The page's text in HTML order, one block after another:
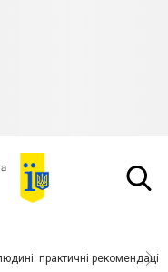
практичні рекомендації